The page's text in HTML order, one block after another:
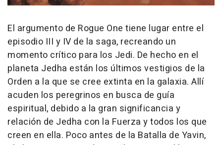
El argumento de Rogue One tiene lugar entre el
episodio III y IV de la saga, recreando un
momento crítico para los Jedi. De hecho en el
planeta Jedha están los últimos vestigios de la
Orden a la que se cree extinta en la galaxia. Allí
acuden los peregrinos en busca de guía
espiritual, debido a la gran significancia y
relación de Jedha con la Fuerza y todos los que
creen en ella. Poco antes de la Batalla de Yavin,